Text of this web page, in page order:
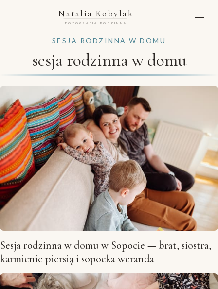
Natalia Kobylak
FOTOGRAFIA RODZINNA
SESJA RODZINNA W DOMU
sesja rodzinna w domu
Sesja rodzinna w domu w Sopocie — brat, siostra,
karmienie piersią i sopocka weranda